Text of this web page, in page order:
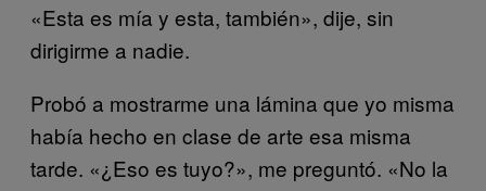
«Esta es mía y esta, también», dije, sin
dirigirme a nadie.
Probó a mostrarme una lámina que yo misma
había hecho en clase de arte esa misma
tarde. «¿Eso es tuyo?», me preguntó. «No la